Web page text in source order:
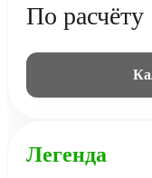
По расчёту
Легенда